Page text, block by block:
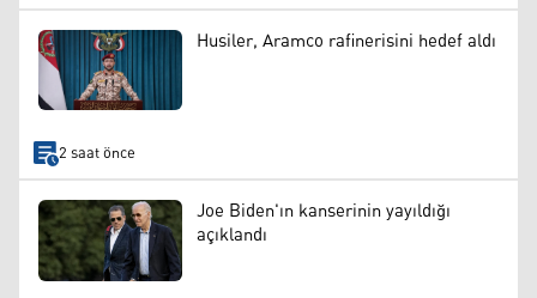
Husiler, Aramco rafinerisini hedef aldı
2 saat önce
Joe Biden'ın kanserinin yayıldığı
açıklandı